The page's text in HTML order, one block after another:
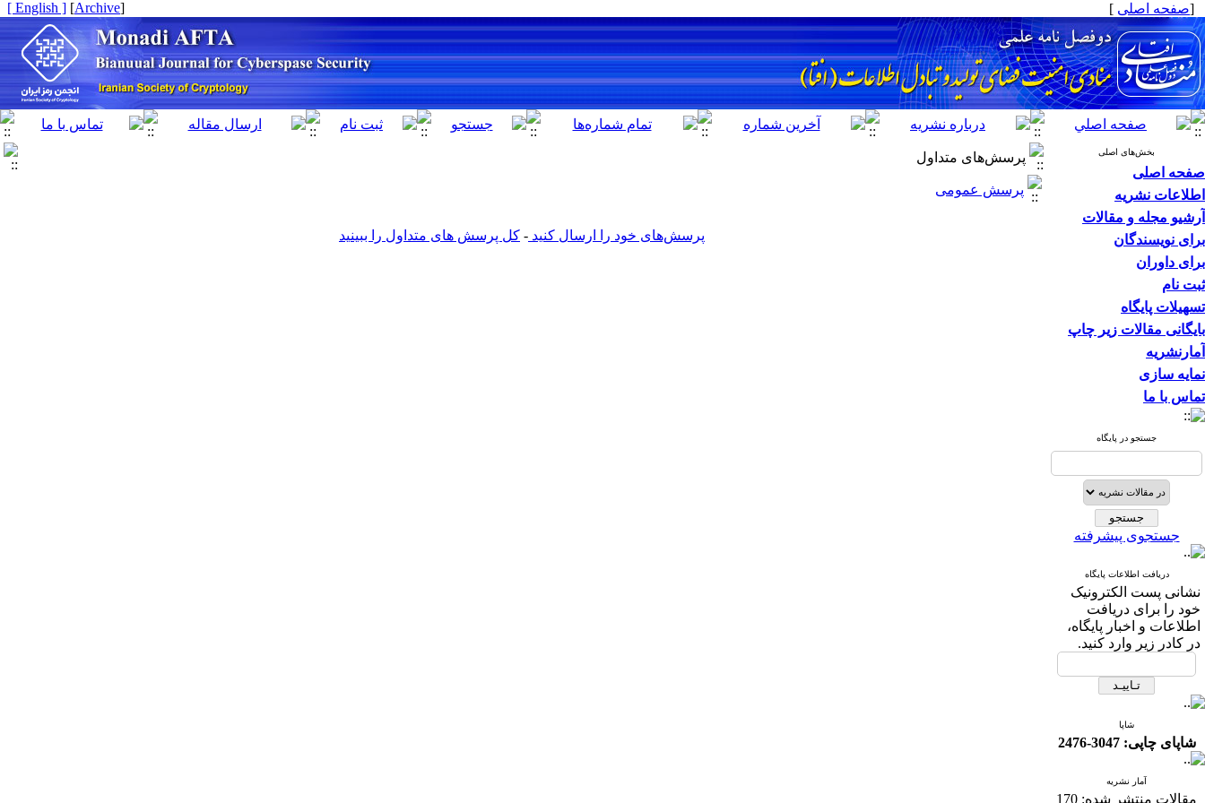
[صفحه اصلی ]
[
Archive
]
[ English ]
بخش‌های اصلی
صفحه اصلی
اطلاعات نشریه
آرشیو مجله و مقالات
برای نویسندگان
برای داوران
ثبت نام
تسهیلات پایگاه
بایگانی مقالات زیر چاپ
آمارنشریه
نمایه سازی
تماس با ما
جستجو در پایگاه
جستجوی پیشرفته
دریافت اطلاعات پایگاه
نشانی پست الکترونیک
خود را برای دریافت
اطلاعات و اخبار پایگاه،
در کادر زیر وارد کنید.
شاپا
شاپای چاپی: 3047-2476
آمار نشریه
مقالات منتشر شده: 170
پرسش‌های متداول
پرسش عمومی
پرسش‌های خود را ارسال کنید - کل پرسش های متداول را ببینید